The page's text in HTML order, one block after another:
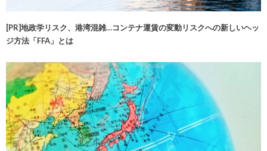
[PR]地政学リスク、港湾混雑…コンテナ運賃の変動リスクへの新しいヘッ
ジ方法「FFA」とは